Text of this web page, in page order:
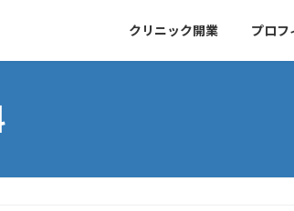
クリニック開業 プロフ